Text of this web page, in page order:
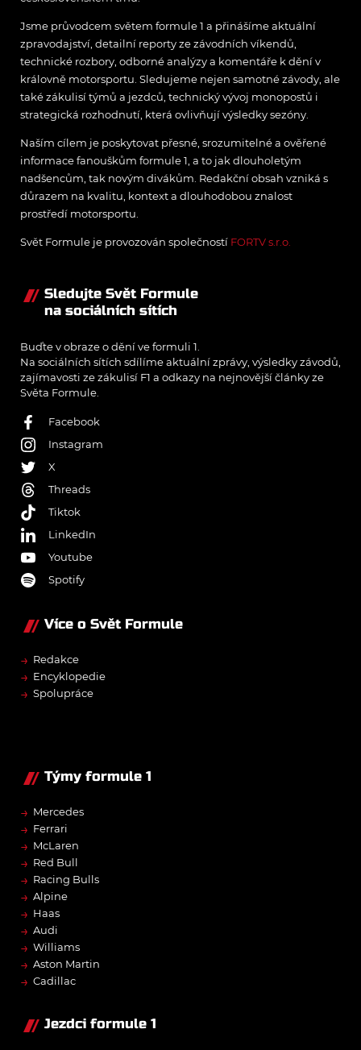
Jsme průvodcem světem formule 1 a přinášíme aktuální
zpravodajství, detailní reporty ze závodních víkendů,
technické rozbory, odborné analýzy a komentáře k dění v
královně motorsportu. Sledujeme nejen samotné závody, ale
také zákulisí týmů a jezdců, technický vývoj monopostů i
strategická rozhodnutí, která ovlivňují výsledky sezóny.
Naším cílem je poskytovat přesné, srozumitelné a ověřené
informace fanouškům formule 1, a to jak dlouholetým
nadšencům, tak novým divákům. Redakční obsah vzniká s
důrazem na kvalitu, kontext a dlouhodobou znalost
prostředí motorsportu.
Svět Formule je provozován společností FORTV s.r.o.
Sledujte Svět Formule
na sociálních sítích
Buďte v obraze o dění ve formuli 1.
Na sociálních sítích sdílíme aktuální zprávy, výsledky závodů,
zajímavosti ze zákulisí F1 a odkazy na nejnovější články ze
Světa Formule.
Facebook
Instagram
X
Threads
Tiktok
LinkedIn
Youtube
Spotify
Více o Svět Formule
→ Redakce
→ Encyklopedie
→ Spolupráce
Týmy formule 1
→ Mercedes
→ Ferrari
→ McLaren
→ Red Bull
→ Racing Bulls
→ Alpine
→ Haas
→ Audi
→ Williams
→ Aston Martin
→ Cadillac
Jezdci formule 1